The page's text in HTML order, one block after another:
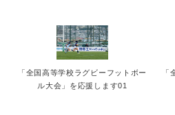
「全国高等学校ラグビーフットボー
ル大会」を応援します01
「